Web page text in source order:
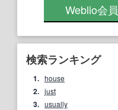
Weblio会員
検索ランキング
1. house
2. just
3. usually